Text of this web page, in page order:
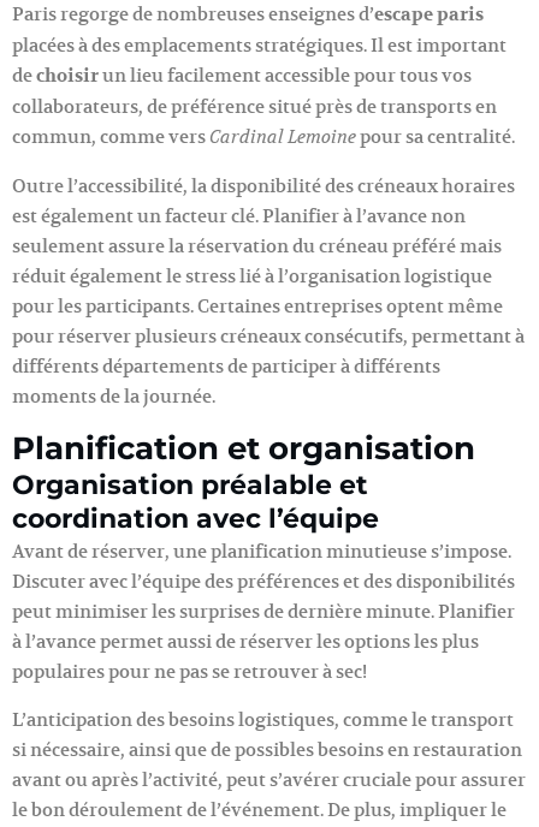
Paris regorge de nombreuses enseignes d’escape paris
placées à des emplacements stratégiques. Il est important
dechoisirun lieu facilement accessible pour tous vos
collaborateurs, de préférence situé près de transports en
commun, comme vers Cardinal Lemoinepour sa centralité.
Outre l’accessibilité, la disponibilité des créneaux horaires
est également un facteur clé. Planifier à l’avance non
seulement assure la réservation du créneau préféré mais
réduit également le stress lié à l’organisation logistique
pour les participants. Certaines entreprises optent même
pour réserver plusieurs créneaux consécutifs, permettant à
différents départements de participer à différents
moments de la journée.
Planification et organisation
Organisation préalable et
coordination avec l’équipe
Avant de réserver, une planification minutieuse s’impose.
Discuter avec l’équipe des préférences et des disponibilités
peut minimiser les surprises de dernière minute. Planifier
à l’avance permet aussi de réserver les options les plus
populaires pour ne pas se retrouver à sec!
L’anticipation des besoins logistiques, comme le transport
si nécessaire, ainsi que de possibles besoins en restauration
avant ou après l’activité, peut s’avérer cruciale pour assurer
le bon déroulement de l’événement. De plus, impliquer le